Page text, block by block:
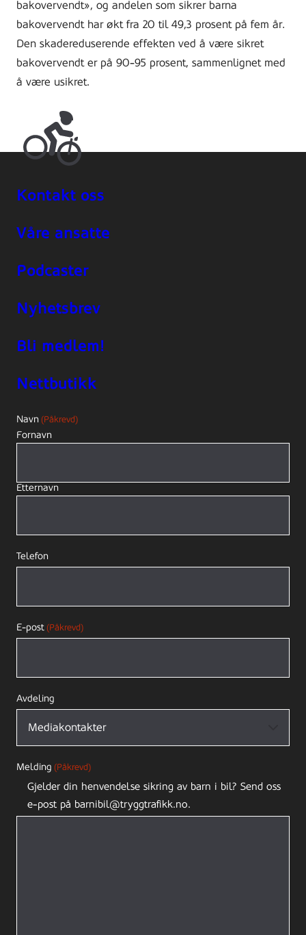
bakovervendt», og andelen som sikrer barna
bakovervendt har økt fra 20 til 49,3 prosent på fem år.
Den skadereduserende effekten ved å være sikret
bakovervendt er på 90-95 prosent, sammenlignet med
å være usikret.
Kontakt oss
Våre ansatte
Podcaster
Nyhetsbrev
Bli medlem!
Nettbutikk
Navn (Påkrevd)
Fornavn
Etternavn
Telefon
E-post (Påkrevd)
Avdeling
Melding (Påkrevd)
Gjelder din henvendelse sikring av barn i bil? Send oss
e-post på barnibil@tryggtrafikk.no.